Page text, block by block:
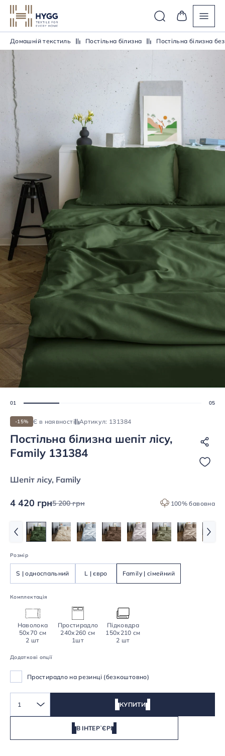
Домашній текстиль Постiльна бiлизна Постiльна бiлизна
-15% Є в наявності Артикул: 131384
Постільна білизна шепіт лісу,
Family 131384
Шепіт лісу, Family
4 420 грн5 200 грн 100% бавовна
Розмір
S | односпальний L | євро Family | сімейний
Комплектація
Наволока
50х70 см
2 шт
Простирадло
240х260 см
1шт
Підковдра
150х210 см
2 шт
Додаткові опції
Простирадло на резинці (безкоштовно)
1 КУПИТИ
В ІНТЕРʼЄРІ